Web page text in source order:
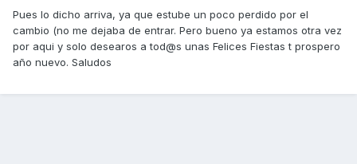
Pues lo dicho arriva, ya que estube un poco perdido por el
cambio (no me dejaba de entrar. Pero bueno ya estamos otra vez
por aqui y solo desearos a tod@s unas Felices Fiestas t prospero
año nuevo. Saludos